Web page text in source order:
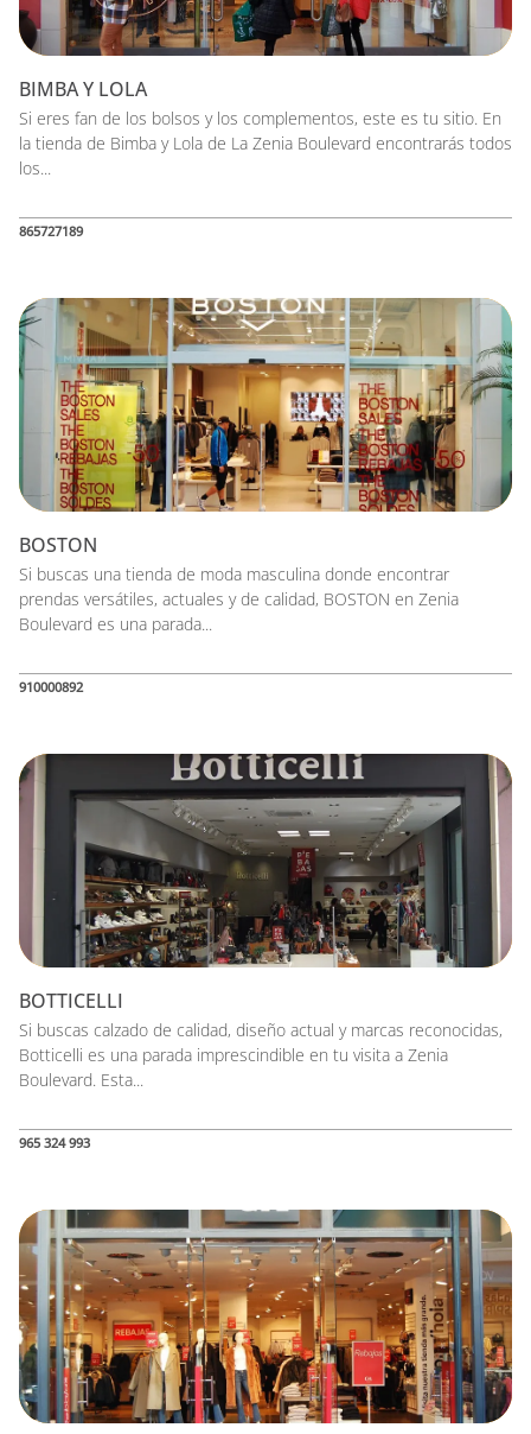
BIMBA Y LOLA
Si eres fan de los bolsos y los complementos, este es tu sitio. En
la tienda de Bimba y Lola de La Zenia Boulevard encontrarás todos
los...
865727189
BOSTON
Si buscas una tienda de moda masculina donde encontrar
prendas versátiles, actuales y de calidad, BOSTON en Zenia
Boulevard es una parada...
910000892
BOTTICELLI
Si buscas calzado de calidad, diseño actual y marcas reconocidas,
Botticelli es una parada imprescindible en tu visita a Zenia
Boulevard. Esta...
965 324 993